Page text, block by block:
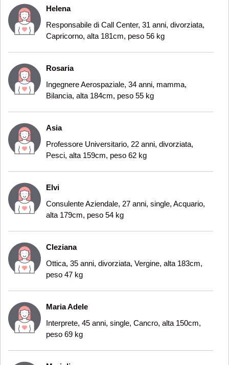
Helena
Responsabile di Call Center, 31 anni, divorziata,
Capricorno, alta 181cm, peso 56 kg
Rosaria
Ingegnere Aerospaziale, 34 anni, mamma,
Bilancia, alta 184cm, peso 55 kg
Asia
Professore Universitario, 22 anni, divorziata,
Pesci, alta 159cm, peso 62 kg
Elvi
Consulente Aziendale, 27 anni, single, Acquario,
alta 179cm, peso 54 kg
Cleziana
Ottica, 35 anni, divorziata, Vergine, alta 183cm,
peso 47 kg
Maria Adele
Interprete, 45 anni, single, Cancro, alta 150cm,
peso 69 kg